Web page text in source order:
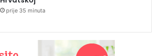
prije 35 minuta